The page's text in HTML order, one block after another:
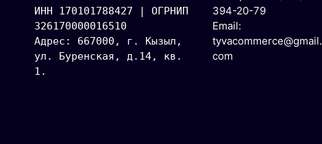
ИНН 170101788427 | ОГРНИП
326170000016510
Адрес: 667000, г. Кызыл,
ул. Буренская, д.14, кв.
1.
394-20-79
Email:
tyvacommerce@gmail.
com